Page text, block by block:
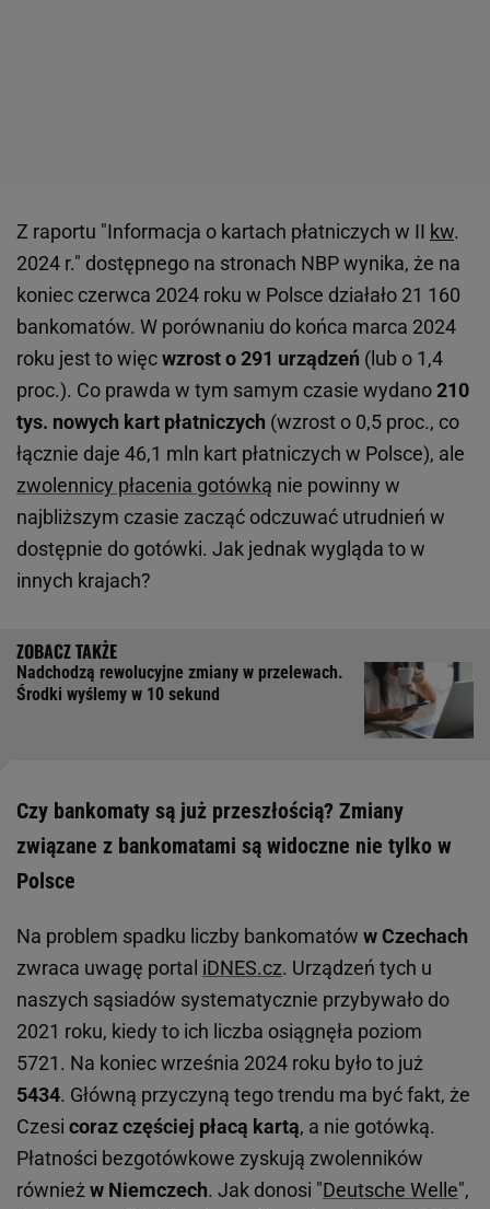
Z raportu "Informacja o kartach płatniczych w II kw.
2024 r." dostępnego na stronach NBP wynika, że na
koniec czerwca 2024 roku w Polsce działało 21 160
bankomatów. W porównaniu do końca marca 2024
roku jest to więcwzrost o 291 urządzeń (lub o 1,4
proc.). Co prawda w tym samym czasie wydano210
tys. nowych kart płatniczych (wzrost o 0,5 proc., co
łącznie daje 46,1 mln kart płatniczych w Polsce), ale
zwolennicy płacenia gotówką nie powinny w
najbliższym czasie zacząć odczuwać utrudnień w
dostępnie do gotówki. Jak jednak wygląda to w
innych krajach?
Nadchodzą rewolucyjne zmiany w przelewach.
Środki wyślemy w 10 sekund
Czy bankomaty są już przeszłością? Zmiany
związane z bankomatami są widoczne nie tylko w
Polsce
Na problem spadku liczby bankomatów w Czechach
zwraca uwagę portal iDNES.cz. Urządzeń tych u
naszych sąsiadów systematycznie przybywało do
2021 roku, kiedy to ich liczba osiągnęła poziom
5721. Na koniec września 2024 roku było to już
5434. Główną przyczyną tego trendu ma być fakt, że
Czesi coraz częściej płacą kartą, a nie gotówką.
Płatności bezgotówkowe zyskują zwolenników
równieżw Niemczech. Jak donosi "Deutsche Welle",